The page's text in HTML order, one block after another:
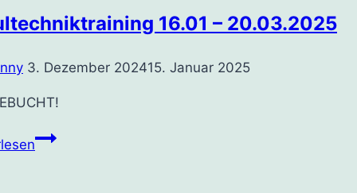
16.01 – 20.03.2025
3. Dezember 202415. Januar 2025
Kraultechniktraining